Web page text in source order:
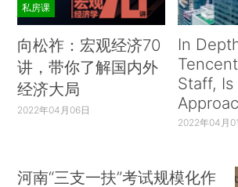
私房课
向松祚：宏观经济70
讲，带你了解国内外
经济大局
2022年04月06日
In
Staff, Is
2022年04月
河南“三支一扶”考试规模化作